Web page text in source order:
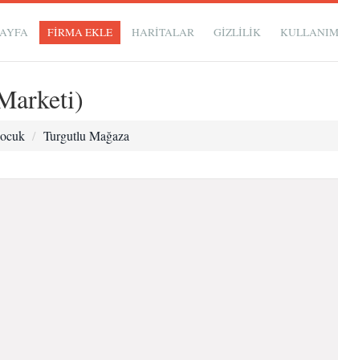
FİRMA EKLE HARİTALAR GIZLILIK
Turgutlu Mağaza